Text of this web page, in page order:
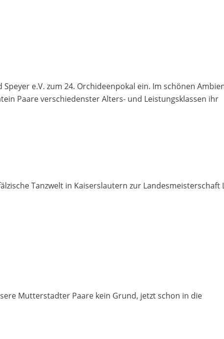
e.V. zum 24. Orchideenpokal ein. Im schönen
Paare verschiedenster Alters- und Leistungsklassen ihr
Tanzwelt in Kaiserslautern zur Landesmeisterschaft
Mutterstadter Paare kein Grund, jetzt schon in die